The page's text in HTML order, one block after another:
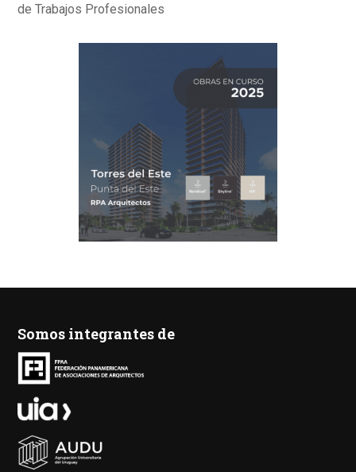
de Trabajos Profesionales
Somos integrantes de